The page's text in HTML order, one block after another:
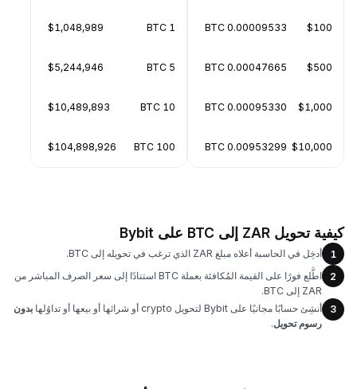
$100
0.00009533 BTC
$500
0.00047665 BTC
$1,000
0.00095330 BTC
$10,000
0.00953299 BTC
1 BTC
$1,048,989
5 BTC
$5,244,946
10 BTC
$10,489,893
100 BTC
$104,898,926
كيفية تحويل ZAR إلى BTC على Bybit
1
أدخِل في الحاسبة أعلاه مبلغ ZAR الذي ترغب في تحويله إلى BTC.
2
اطَّلع فورًا على القيمة المُكافئة بعملة BTC استنادًا إلى سعر الصرف المباشر من
ZAR إلى BTC.
3
أنشِئ حسابًا مجانيًا على Bybit لتحويل crypto أو شرائها أو بيعها أو تداوُلها
بدون
رسوم تحويل.